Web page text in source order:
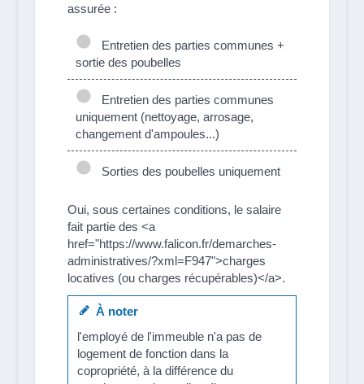
assurée :
Entretien des parties communes +
sortie des poubelles
Entretien des parties communes
uniquement (nettoyage, arrosage,
changement d'ampoules...)
Sorties des poubelles uniquement
Oui, sous certaines conditions, le salaire
fait partie des <a
href="https://www.falicon.fr/demarches-
administratives/?xml=F947">charges
locatives (ou charges récupérables)</a>.
À noter
l'employé de l'immeuble n'a pas de
logement de fonction dans la
copropriété, à la différence du